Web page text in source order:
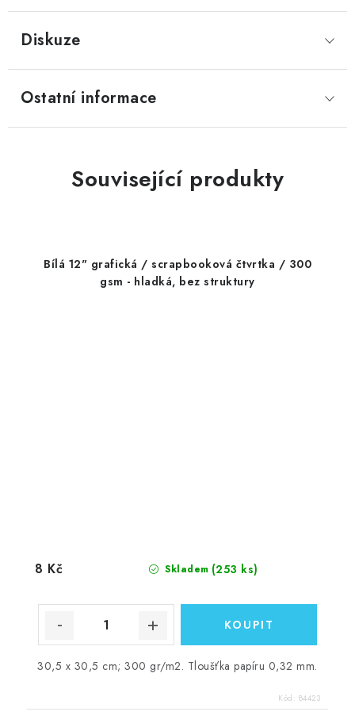
Diskuze
Ostatní informace
Související produkty
Bílá 12" grafická / scrapbooková čtvrtka / 300
gsm - hladká, bez struktury
Skladem (253 ks)
8 Kč
30,5 x 30,5 cm; 300 gr/m2. Tloušťka papíru 0,32 mm.
Kód: 84423